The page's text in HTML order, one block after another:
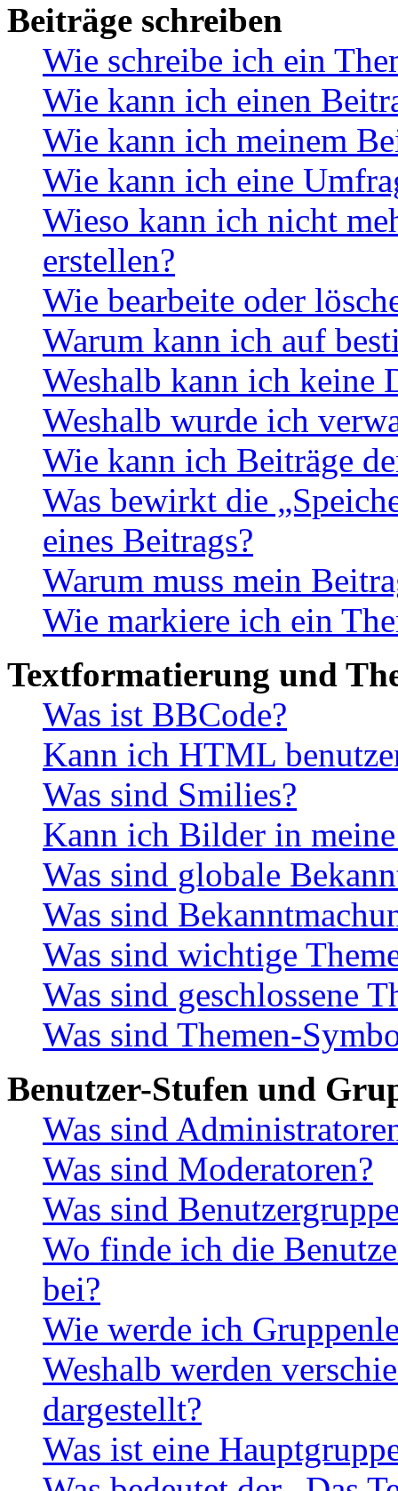
Beiträge schreiben
Wie schreibe ich ein
Wie kann ich einen
Wie kann ich meinem
Wie kann ich eine
Wieso kann ich nicht
erstellen?
Wie bearbeite oder
Warum kann ich auf
Weshalb kann ich keine
Weshalb wurde ich
Wie kann ich Beiträge
Was bewirkt die
eines Beitrags?
Warum muss mein
Wie markiere ich ein
Textformatierung und
Was ist BBCode?
Kann ich HTML
Was sind Smilies?
Kann ich Bilder in
Was sind globale
Was sind
Was sind wichtige
Was sind geschlossene
Was sind Themen-
Benutzer-Stufen und
Was sind
Was sind Moderatoren?
Was sind
Wo finde ich die
bei?
Wie werde ich
Weshalb werden
dargestellt?
Was ist eine